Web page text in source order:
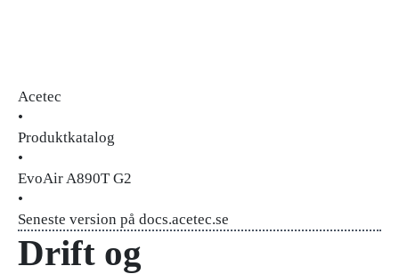
Acetec
•
Produktkatalog
•
EvoAir A890T G2
•
Seneste version på docs.acetec.se
Drift og